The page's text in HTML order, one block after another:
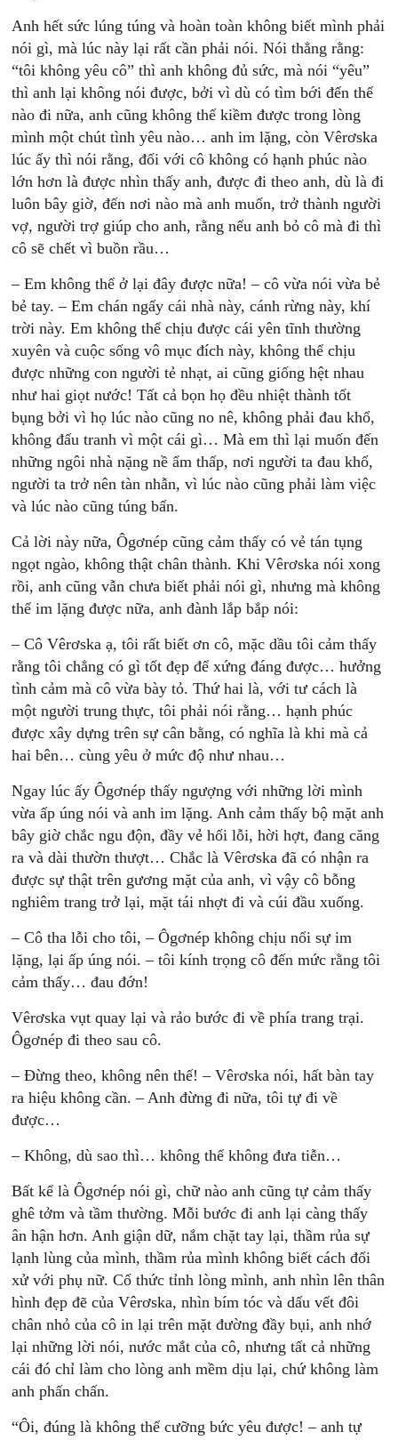
Anh hết sức lúng túng và hoàn toàn không biết mình phải
nói gì, mà lúc này lại rất cần phải nói. Nói thẳng rằng:
“tôi không yêu cô” thì anh không đủ sức, mà nói “yêu”
thì anh lại không nói được, bởi vì dù có tìm bới đến thế
nào đi nữa, anh cũng không thể kiềm được trong lòng
mình một chút tình yêu nào… anh im lặng, còn Vêrơska
lúc ấy thì nói rằng, đối với cô không có hạnh phúc nào
lớn hơn là được nhìn thấy anh, được đi theo anh, dù là đi
luôn bây giờ, đến nơi nào mà anh muốn, trở thành người
vợ, người trợ giúp cho anh, rằng nếu anh bỏ cô mà đi thì
cô sẽ chết vì buồn rầu…
– Em không thể ở lại đây được nữa! – cô vừa nói vừa bẻ
bẻ tay. – Em chán ngấy cái nhà này, cánh rừng này, khí
trời này. Em không thể chịu được cái yên tĩnh thường
xuyên và cuộc sống vô mục đích này, không thể chịu
được những con người tẻ nhạt, ai cũng giống hệt nhau
như hai giọt nước! Tất cả bọn họ đều nhiệt thành tốt
bụng bởi vì họ lúc nào cũng no nê, không phải đau khổ,
không đấu tranh vì một cái gì… Mà em thì lại muốn đến
những ngôi nhà nặng nề ẩm thấp, nơi người ta đau khổ,
người ta trở nên tàn nhẫn, vì lúc nào cũng phải làm việc
và lúc nào cũng túng bấn.
Cả lời này nữa, Ôgơnép cũng cảm thấy có vẻ tán tụng
ngọt ngào, không thật chân thành. Khi Vêrơska nói xong
rồi, anh cũng vẫn chưa biết phải nói gì, nhưng mà không
thể im lặng được nữa, anh đành lắp bắp nói:
– Cô Vêrơska ạ, tôi rất biết ơn cô, mặc dầu tôi cảm thấy
rằng tôi chẳng có gì tốt đẹp để xứng đáng được… hưởng
tình cảm mà cô vừa bày tỏ. Thứ hai là, với tư cách là
một người trung thực, tôi phải nói rằng… hạnh phúc
được xây dựng trên sự cân bằng, có nghĩa là khi mà cả
hai bên… cùng yêu ở mức độ như nhau…
Ngay lúc ấy Ôgơnép thấy ngượng với những lời mình
vừa ấp úng nói và anh im lặng. Anh cảm thấy bộ mặt anh
bây giờ chắc ngu độn, đầy vẻ hối lỗi, hời hợt, đang căng
ra và dài thườn thượt… Chắc là Vêrơska đã có nhận ra
được sự thật trên gương mặt của anh, vì vậy cô bỗng
nghiêm trang trở lại, mặt tái nhợt đi và cúi đầu xuống.
– Cô tha lỗi cho tôi, – Ôgơnép không chịu nổi sự im
lặng, lại ấp úng nói. – tôi kính trọng cô đến mức rằng tôi
cảm thấy… đau đớn!
Vêrơska vụt quay lại và rảo bước đi về phía trang trại.
Ôgơnép đi theo sau cô.
– Đừng theo, không nên thế! – Vêrơska nói, hất bàn tay
ra hiệu không cần. – Anh đừng đi nữa, tôi tự đi về
được…
– Không, dù sao thì… không thể không đưa tiễn…
Bất kể là Ôgơnép nói gì, chữ nào anh cũng tự cảm thấy
ghê tởm và tầm thường. Mỗi bước đi anh lại càng thấy
ân hận hơn. Anh giận dữ, nắm chặt tay lại, thầm rủa sự
lạnh lùng của mình, thầm rủa mình không biết cách đối
xử với phụ nữ. Cố thức tỉnh lòng mình, anh nhìn lên thân
hình đẹp đẽ của Vêrơska, nhìn bím tóc và dấu vết đôi
chân nhỏ của cô in lại trên mặt đường đầy bụi, anh nhớ
lại những lời nói, nước mắt của cô, nhưng tất cả những
cái đó chỉ làm cho lòng anh mềm dịu lại, chứ không làm
anh phấn chấn.
“Ôi, đúng là không thể cưỡng bức yêu được! – anh tự